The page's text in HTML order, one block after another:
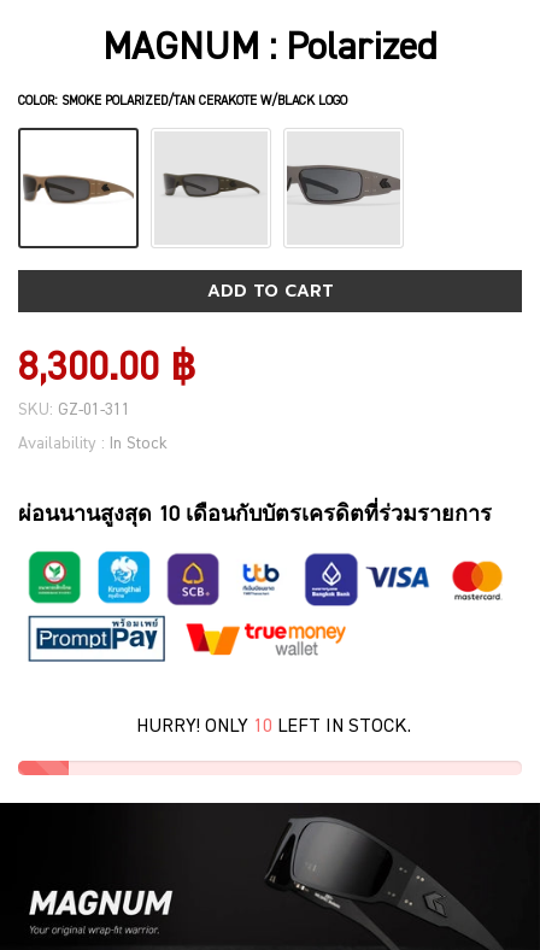
MAGNUM : Polarized
COLOR: SMOKE POLARIZED/TAN CERAKOTE W/BLACK LOGO
ADD TO CART
8,300.00 ฿
SKU: GZ-01-311
Availability :
In Stock
ผ่อนนานสูงสุด 10 เดือนกับบัตรเครดิตที่ร่วมรายการ
HURRY! ONLY 10 LEFT IN STOCK.